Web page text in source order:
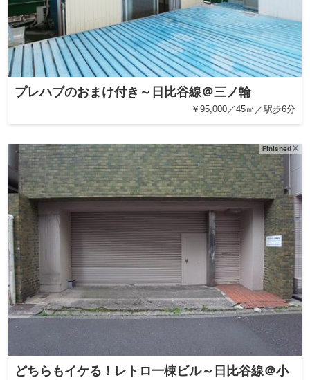
プレハブのおまけ付き～日比谷線＠三ノ輪
￥95,000／45㎡／駅歩6分
Finished
どちらもイケる！レトロ一棟ビル～日比谷線＠小